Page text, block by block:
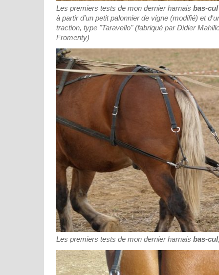
Les premiers tests de mon dernier harnais bas-cul
à partir d'un petit palonnier de vigne (modifié) et
traction, type "Taravello" (fabriqué par Didier
Fromenty)
Les premiers tests de mon dernier harnais bas-cul